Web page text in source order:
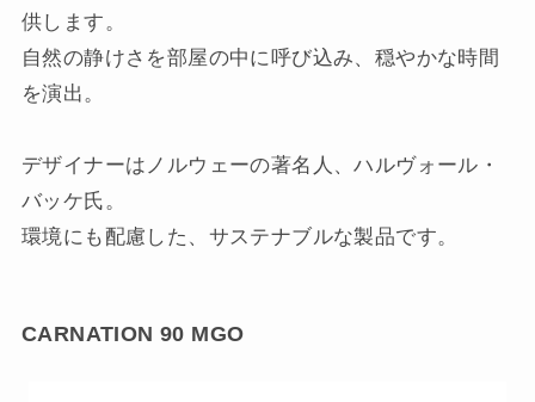
供します。
自然の静けさを部屋の中に呼び込み、穏やかな時間
を演出。
デザイナーはノルウェーの著名人、ハルヴォール・
バッケ氏。
環境にも配慮した、サステナブルな製品です。
CARNATION 90 MGO